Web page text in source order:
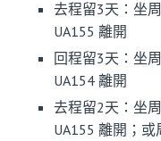
去程留3天：坐
UA155 離開
回程留3天：坐
UA154 離開
去程留2天：坐
UA155 離開；或